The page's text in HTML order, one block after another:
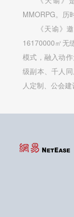
MMORPG。历
《天谕》
16170000㎡无
模式，融入动
级副本、千人
人定制、公会